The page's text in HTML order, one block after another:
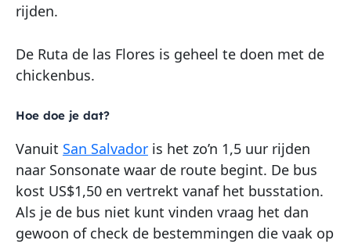
rijden.
De Ruta de las Flores is geheel te doen met de
chickenbus.
Hoe doe je dat?
Vanuit San Salvador is het zo’n 1,5 uur rijden
naar Sonsonate waar de route begint. De bus
kost US$1,50 en vertrekt vanaf het busstation.
Als je de bus niet kunt vinden vraag het dan
gewoon of check de bestemmingen die vaak op